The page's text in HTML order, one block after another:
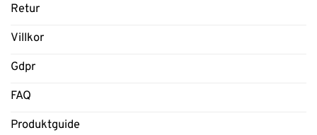
Retur
Villkor
Gdpr
FAQ
Produktguide